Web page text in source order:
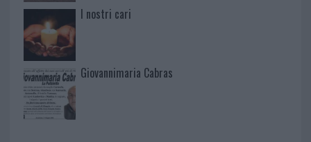
I nostri cari
Giovannimaria Cabras